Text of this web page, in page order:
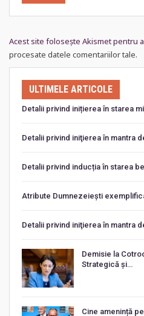
Acest site folosește Akismet pentru
procesate datele comentariilor tale.
ULTIMELE ARTICOLE
Detalii privind inițierea în starea
Detalii privind iniţierea în mantra
Detalii privind inducția în starea
Atribute Dumnezeiești
Detalii privind iniţierea în mantra
Demisie la
Strategică și…
Cine amenință